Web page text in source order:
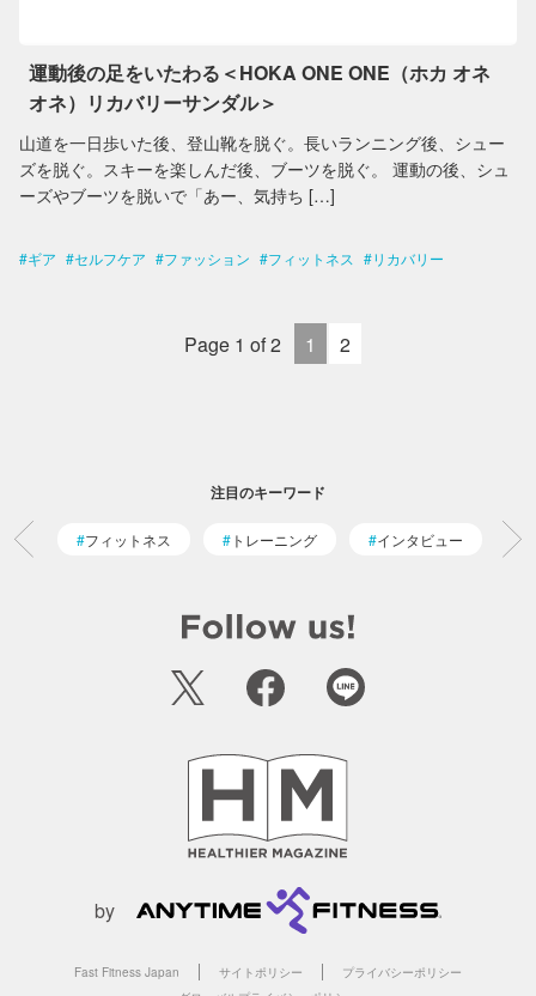
運動後の足をいたわる＜HOKA ONE ONE（ホカ オネ
オネ）リカバリーサンダル＞
山道を一日歩いた後、登山靴を脱ぐ。長いランニング後、シュー
ズを脱ぐ。スキーを楽しんだ後、ブーツを脱ぐ。 運動の後、シュ
ーズやブーツを脱いで「あー、気持ち […]
ギア セルフケア ファッション フィットネス リカバリー
Page 1 of 2 1 2
注目のキーワード
フィットネス トレーニング インタビュー
by
Fast Fitness Japan サイトポリシー
プライバシーポリシー